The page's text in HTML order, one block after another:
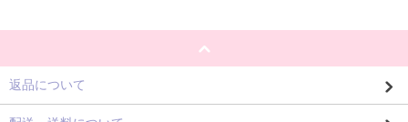
返品について